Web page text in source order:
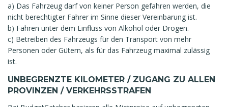
a) Das Fahrzeug darf von keiner Person gefahren werden, die
nicht berechtigter Fahrer im Sinne dieser Vereinbarung ist.
b) Fahren unter dem Einfluss von Alkohol oder Drogen.
c) Betreiben des Fahrzeugs für den Transport von mehr
Personen oder Gütern, als für das Fahrzeug maximal zulässig
ist.
UNBEGRENZTE KILOMETER / ZUGANG ZU ALLEN
PROVINZEN / VERKEHRSSTRAFEN